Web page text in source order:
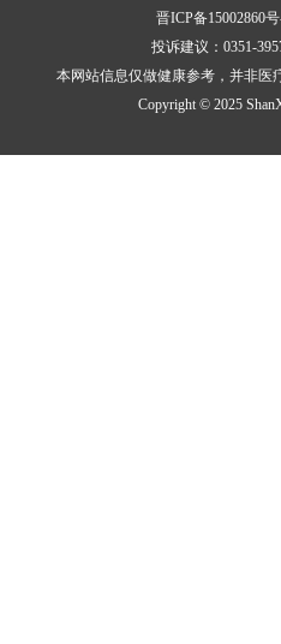
晋ICP备15002860
投诉建议：0351-
本网站信息仅做健康参考，并非医
Copyright © 2025